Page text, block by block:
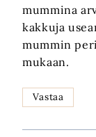
mummina
kakkuja
mummin
mukaan.
Vastaa